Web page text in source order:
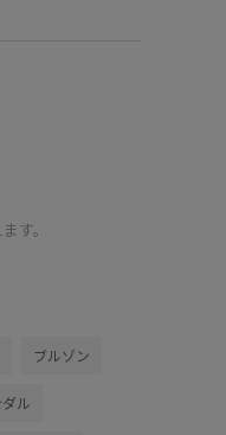
す。
ブルゾン
ル